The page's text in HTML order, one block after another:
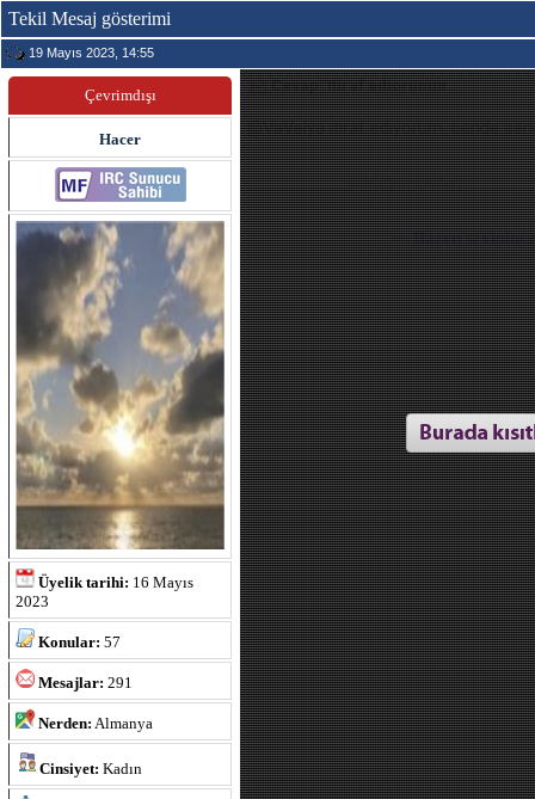
Tekil Mesaj gösterimi
19 Mayıs 2023, 14:55
Çevrimdışı
Hacer
Üyelik tarihi: 16 Mayıs
2023
Konular: 57
Mesajlar: 291
Nerden: Almanya
Cinsiyet: Kadın
Cevap: Itiraf ediorumm..
@VaVelya itiraf ediyorum, bende
~~ Bazen